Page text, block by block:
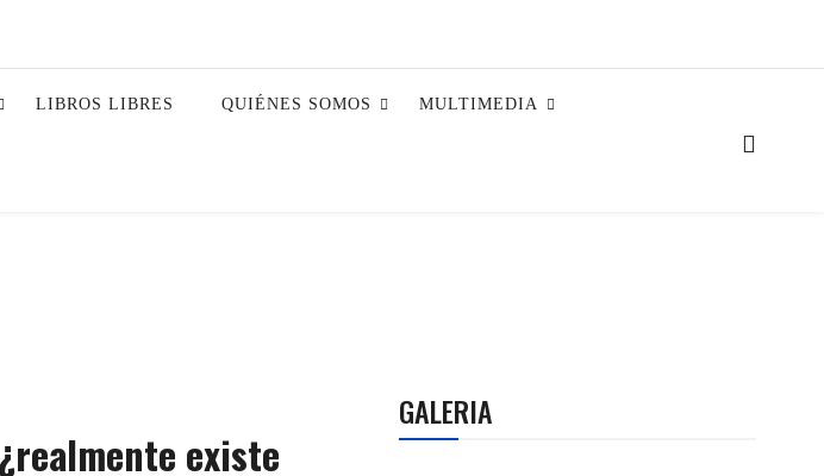
LIBROS LIBRES QUIÉNES SOMOS MULTIMEDIA
existe
GALERIA